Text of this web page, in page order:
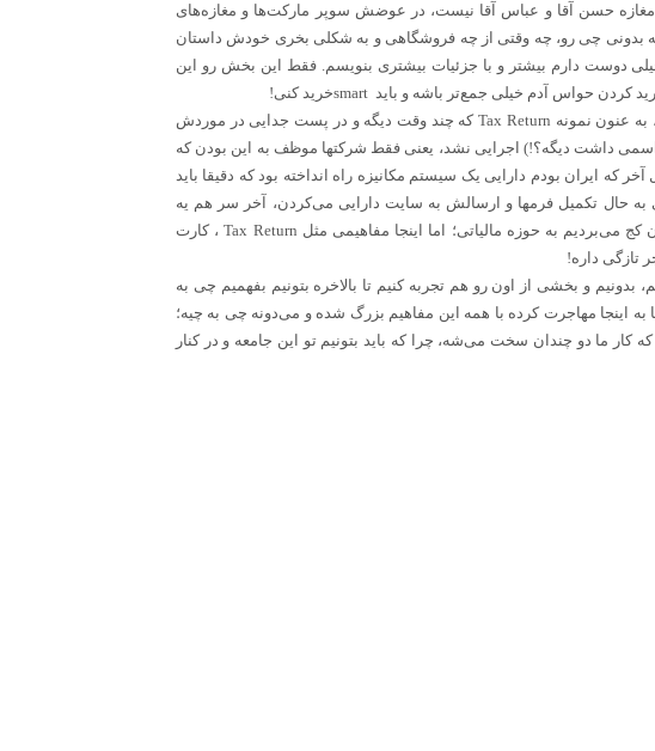
مغازه حسن آقا و عباس آقا نیست، در عوضش سوپر مارکت‌ها و مغازه‌های
بدونی چی رو، چه وقتی از چه فروشگاهی و به شکلی بخری خودش داستان
دوست دارم بیشتر و با جزئیات بیشتری بنویسم. فقط این بخش رو این
کردن حواس آدم خیلی جمع‌تر باشه و باید smartخرید کنی!
به عنون نمونه Tax Returnکه چند وقت دیگه و در پست جدایی در موردش
داشت دیگه؟!) اجرایی نشد، یعنی فقط شرکتها موظف به این بودن که
که ایران بودم دارایی یک سیستم مکانیزه راه انداخته بود که دقیقا باید
به حال تکمیل فرمها و ارسالش به سایت دارایی می‌کردن، آخر سر هم یه
می‌بردیم به حوزه مالیاتی؛ اما اینجا مفاهیمی مثل Tax Return ، کارت
تازگی داره!
بدونیم و بخشی از اون رو هم تجربه کنیم تا بالاخره بتونیم بفهمیم چی به
اینجا مهاجرت کرده با همه این مفاهیم بزرگ شده و می‌دونه چی به چیه؛
ما دو چندان سخت می‌شه، چرا که باید بتونیم تو این جامعه و در کنار